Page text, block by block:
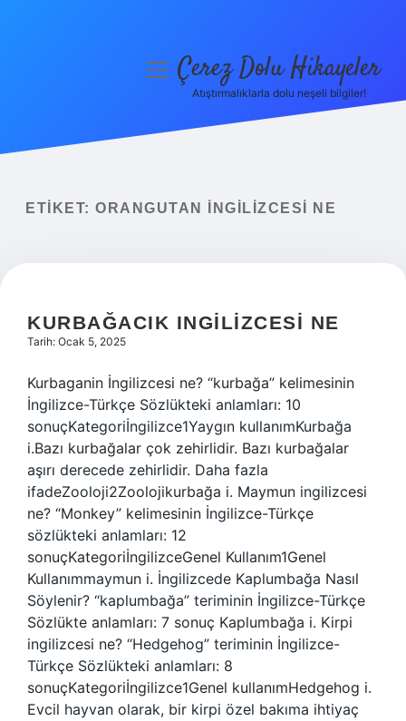
Yasal Uyarı
menüyüÇerez Dolu Hikayeler
Atıştırmalıklarla dolu neşeli bilgiler!
ETIKET: ORANGUTAN INGILIZCESI NE
KURBAĞACIK INGILIZCESI NE
Tarih: Ocak 5, 2025
Kurbaganin İngilizcesi ne? “kurbağa” kelimesinin
İngilizce-Türkçe Sözlükteki anlamları: 10
sonuçKategoriİngilizce1Yaygın kullanımKurbağa
i.Bazı kurbağalar çok zehirlidir. Bazı kurbağalar
aşırı derecede zehirlidir. Daha fazla
ifadeZooloji2Zoolojikurbağa i. Maymun ingilizcesi
ne? “Monkey” kelimesinin İngilizce-Türkçe
sözlükteki anlamları: 12
sonuçKategoriİngilizceGenel Kullanım1Genel
Kullanımmaymun i. İngilizcede Kaplumbağa Nasıl
Söylenir? “kaplumbağa” teriminin İngilizce-Türkçe
Sözlükte anlamları: 7 sonuç Kaplumbağa i. Kirpi
ingilizcesi ne? “Hedgehog” teriminin İngilizce-
Türkçe Sözlükteki anlamları: 8
sonuçKategoriİngilizce1Genel kullanımHedgehog i.
Evcil hayvan olarak, bir kirpi özel bakıma ihtiyaç